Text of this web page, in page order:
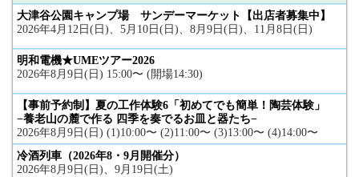
大津谷公園キャンプ場 サンデーマーケット【出店者募集中】
2026年4月12日(日)、5月10日(日)、8月9日(日)、11月8日(日)
明和電機★UMEツアー2026
2026年8月9日(日) 15:00〜 (開場14:30)
【事前予約制】夏の工作体験6「初めてでも簡単！陶芸体験」
−養老山の麓で作る 四季を奏でるお皿と器たち−
2026年8月9日(日) (1)10:00〜 (2)11:00〜 (3)13:00〜 (4)14:00〜
冷酒列車（2026年8・9月開催分）
2026年8月9日(日)、9月19日(土)